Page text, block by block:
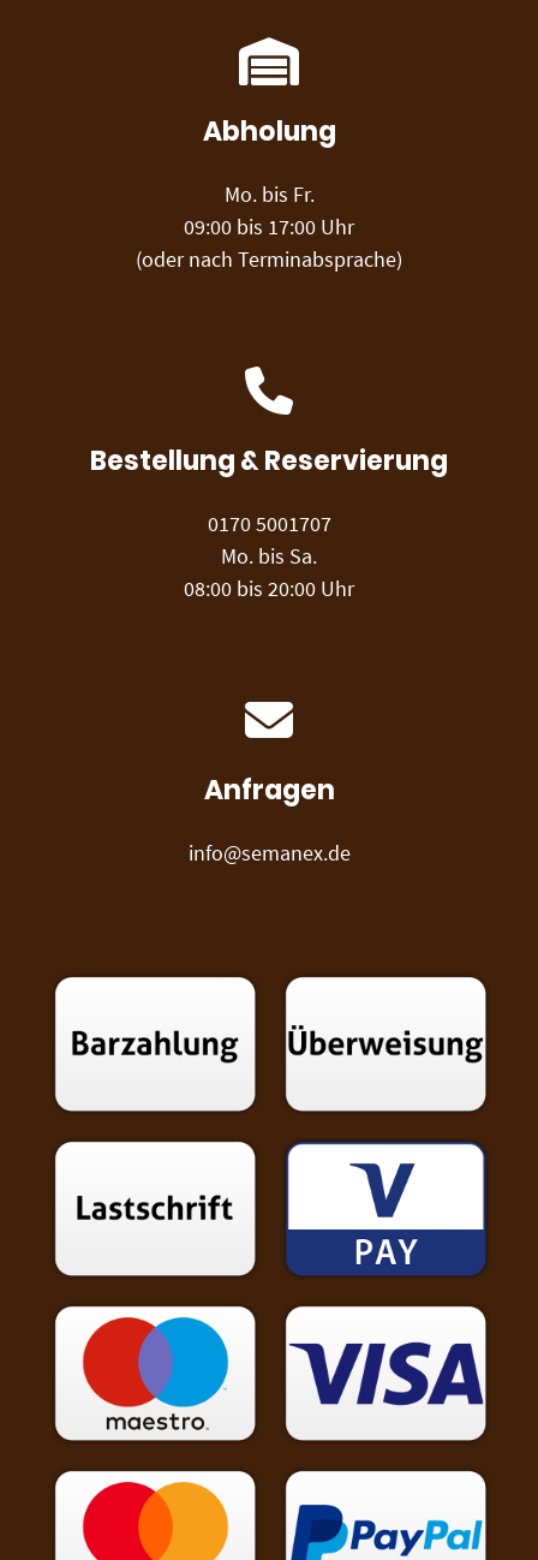
Abholung
Mo. bis Fr.
09:00 bis 17:00 Uhr
(oder nach Terminabsprache)
Bestellung & Reservierung
0170 5001707
Mo. bis Sa.
08:00 bis 20:00 Uhr
Anfragen
info@semanex.de